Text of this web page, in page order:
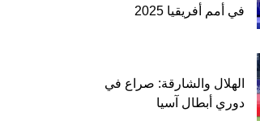
في أمم أفريقيا 2025
الهلال والشارقة: صراع في
دوري أبطال آسيا